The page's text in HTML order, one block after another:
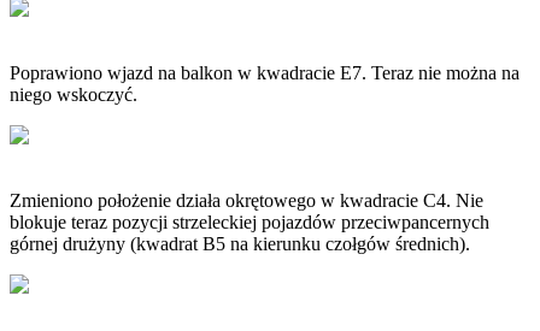
Poprawiono wjazd na balkon w kwadracie E7. Teraz nie można na
niego wskoczyć.
Zmieniono położenie działa okrętowego w kwadracie C4. Nie
blokuje teraz pozycji strzeleckiej pojazdów przeciwpancernych
górnej drużyny (kwadrat B5 na kierunku czołgów średnich).